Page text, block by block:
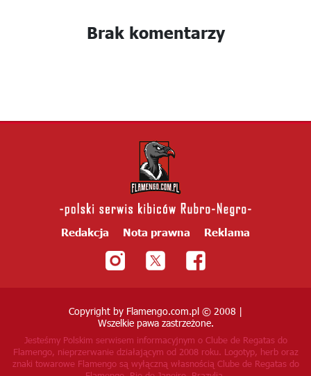
Brak komentarzy
Redakcja Nota prawna Reklama
Copyright by Flamengo.com.pl © 2008 |
Wszelkie pawa zastrzeżone.
Jesteśmy Polskim serwisem informacyjnym o Clube de Regatas do
Flamengo, nieprzerwanie działającym od 2008 roku. Logotyp, herb oraz
znaki towarowe Flamengo są wyłączną własnością Clube de Regatas do